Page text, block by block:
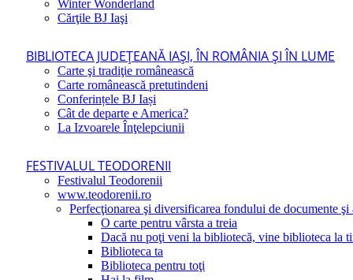
Winter Wonderland
Cărţile BJ Iaşi
BIBLIOTECA JUDEŢEANĂ IAŞI, ÎN ROMÂNIA ŞI ÎN LUME
Carte şi tradiţie românească
Carte românească pretutindeni
Conferințele BJ Iași
Cât de departe e America?
La Izvoarele Înţelepciunii
FESTIVALUL TEODORENII
Festivalul Teodorenii
www.teodorenii.ro
Perfecţionarea şi diversificarea fondului de documente
O carte pentru vârsta a treia
Dacă nu poţi veni la bibliotecă, vine biblioteca la
Biblioteca ta
Biblioteca pentru toţi